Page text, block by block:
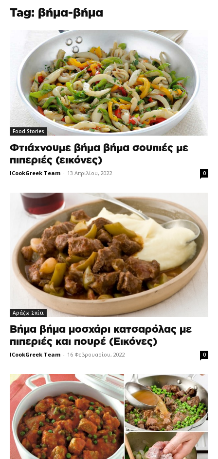
Tag: βήμα-βήμα
Food Stories
Φτιάχνουμε βήμα βήμα σουπιές με
πιπεριές (εικόνες)
ICookGreek Team - 13 Απριλίου, 2022 0
Αράζω Σπίτι
Βήμα βήμα μοσχάρι κατσαρόλας με
πιπεριές και πουρέ (Εικόνες)
ICookGreek Team - 16 Φεβρουαρίου, 2022 0